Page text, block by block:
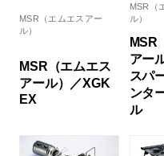
MSR（エムエスアー
ル）
MSR（エムエス
アール）／XGK
EX
MSR（
ル）
MSR
アー
スパ
ンタ
ル